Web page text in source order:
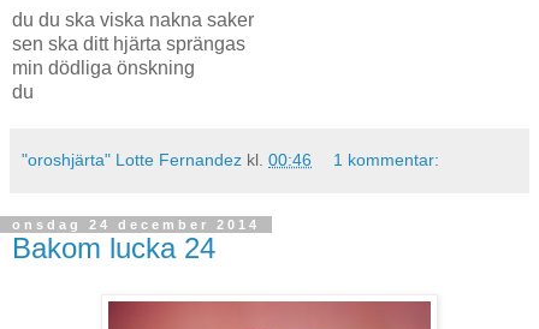
du du ska viska nakna saker
sen ska ditt hjärta sprängas
min dödliga önskning
du
"oroshjärta" Lotte Fernandez kl. 00:46 1 kommentar:
onsdag 24 december 2014
Bakom lucka 24